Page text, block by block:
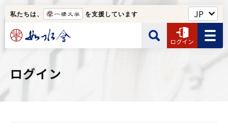
私たちは、 を支援しています
如水会館・一橋クラブなど
サイト内検索
ユーザー名
ログイン